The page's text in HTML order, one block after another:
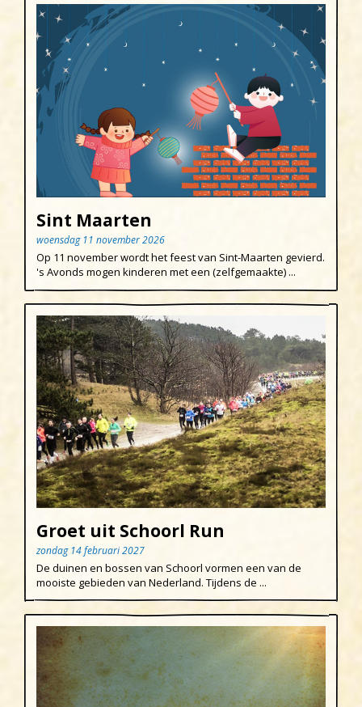
Sint Maarten
woensdag 11 november 2026
Op 11 november wordt het feest van Sint-Maarten gevierd.
's Avonds mogen kinderen met een (zelfgemaakte) ...
Groet uit Schoorl Run
zondag 14 februari 2027
De duinen en bossen van Schoorl vormen een van de
mooiste gebieden van Nederland. Tijdens de ...